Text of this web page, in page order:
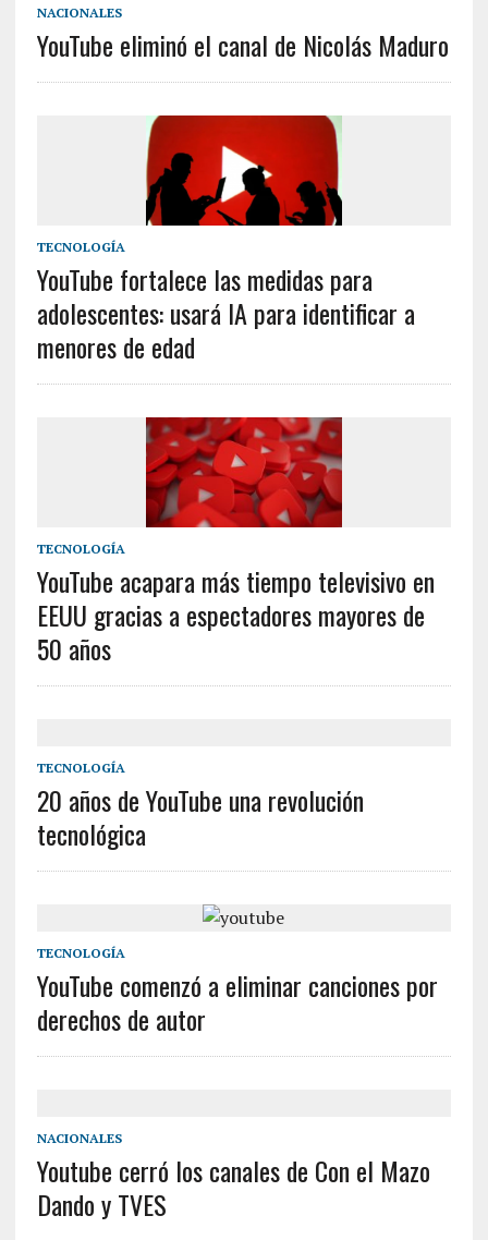
NACIONALES
YouTube eliminó el canal de Nicolás Maduro
TECNOLOGÍA
YouTube fortalece las medidas para
adolescentes: usará IA para identificar a
menores de edad
TECNOLOGÍA
YouTube acapara más tiempo televisivo en
EEUU gracias a espectadores mayores de
50 años
TECNOLOGÍA
20 años de YouTube una revolución
tecnológica
TECNOLOGÍA
YouTube comenzó a eliminar canciones por
derechos de autor
NACIONALES
Youtube cerró los canales de Con el Mazo
Dando y TVES